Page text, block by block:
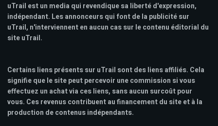
uTrail est un media qui revendique sa liberté d'expression,
indépendant. Les annonceurs qui font de la publicité sur
uTrail, n'interviennent en aucun cas sur le contenu éditorial du
site uTrail.
Certains liens présents sur uTrail sont des liens affiliés. Cela
signifie que le site peut percevoir une commission si vous
effectuez un achat via ces liens, sans aucun surcoût pour
vous. Ces revenus contribuent au financement du site et à la
production de contenus indépendants.